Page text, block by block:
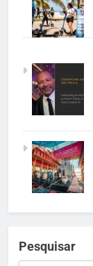
Pesquisar